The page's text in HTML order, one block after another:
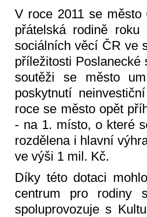
V roce 2011 se město
přátelská rodině
sociálních věcí ČR ve
příležitosti Poslanecké
soutěži se město
poskytnutí
roce se město opět
- na 1. místo, o které
rozdělena i hlavní
ve výši 1 mil. Kč.
Díky této dotaci
centrum pro rodiny
spoluprovozuje s